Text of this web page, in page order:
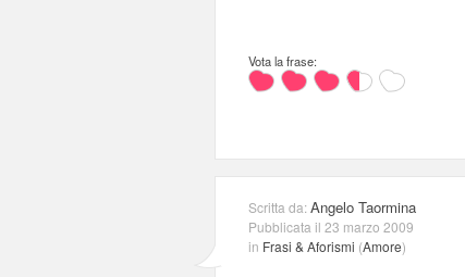
Vota la frase:
Scritta da:Angelo Taormina
Pubblicata il 23 marzo 2009
in Frasi & Aforismi (Amore)